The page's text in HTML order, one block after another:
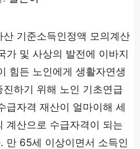
기준소득인정액 모의계산
가 및 사상의 발전에 이바지
힘든 노인에게 생활자연생
하기 위해 노인 기초연급
급자격 재산이 얼마이해 세
계산으로 수급자격이 되는
만 65세 이상이면서 소득인